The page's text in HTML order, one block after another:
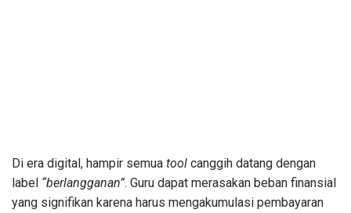
Di era digital, hampir semua tool canggih datang dengan
label “berlangganan”. Guru dapat merasakan beban finansial
yang signifikan karena harus mengakumulasi pembayaran